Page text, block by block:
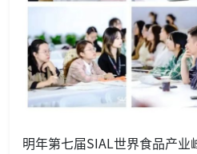
明年第七届SIAL世界食品产